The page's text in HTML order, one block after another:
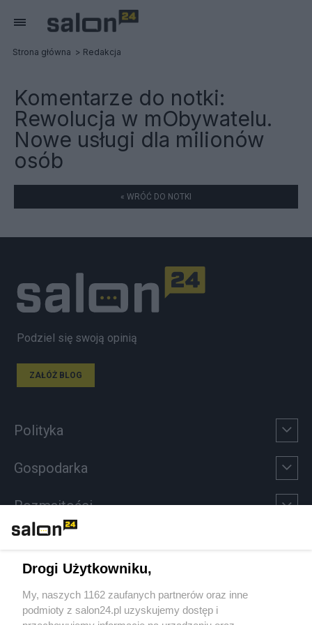
Strona główna Redakcja
Komentarze do notki:
Rewolucja w mObywatelu.
Nowe usługi dla milionów
osób
« WRÓĆ DO NOTKI
Podziel się swoją opinią
ZAŁÓŻ BLOG
Polityka
Gospodarka
Rozmaitości
Sport
Społeczeństwo
Drogi Użytkowniku,
My, naszych 1162 zaufanych partnerów oraz inne
podmioty z salon24.pl uzyskujemy dostęp i